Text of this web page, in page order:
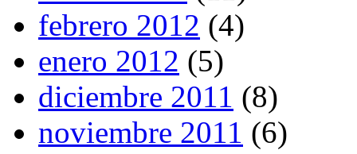
febrero 2012 (4)
enero 2012 (5)
diciembre 2011 (8)
noviembre 2011 (6)